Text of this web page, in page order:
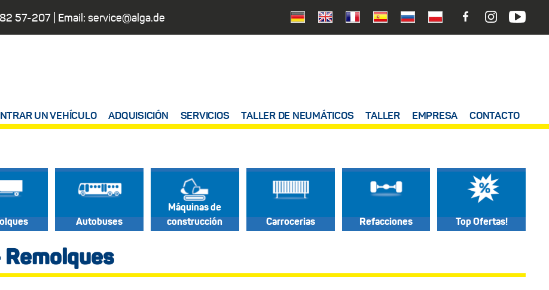
57-207 | Email: service@alga.de
UN VEHÍCULO ADQUISICIÓN SERVICIOS TALLER DE NEUMÁTICOS TALLER EMPRESA CONTACTO
Autobuses
Máquinas de
construcción
Carrocerias Refacciones Top Ofertas!
Remolques